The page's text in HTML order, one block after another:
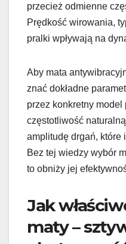
przecież odmienne
Prędkość wirowania,
pralki wpływają na
Aby mata
znać dokładne
przez konkretny
częstotliwość
amplitudę drgań, które
Bez tej wiedzy wybór
to obniży jej
Jak
maty –